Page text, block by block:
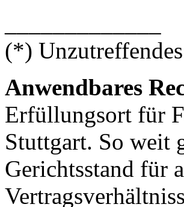
(*)
Anwendbares
Erfüllungsort für
Stuttgart. So weit
Gerichtsstand für